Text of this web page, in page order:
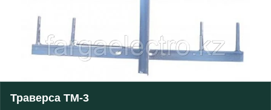
Траверса ТМ-3